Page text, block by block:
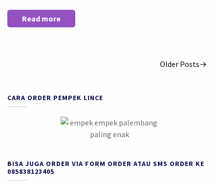
Read more
Older Posts→
CARA ORDER PEMPEK LINCE
BISA JUGA ORDER VIA FORM ORDER ATAU SMS ORDER KE
085838123405